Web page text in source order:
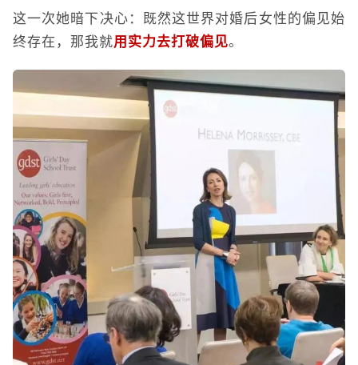
这一次她暗下决心：既然这世界对婚后女性的偏见始
终存在，那我就用实力去打破偏见。